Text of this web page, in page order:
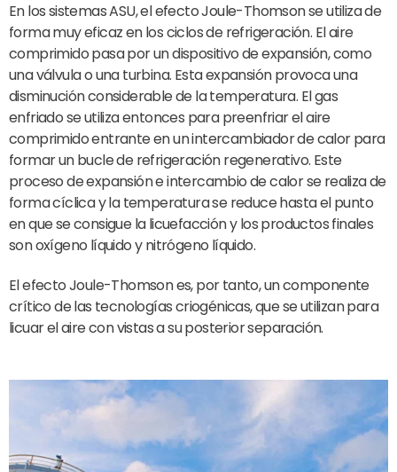
En los sistemas ASU, el efecto Joule-Thomson se utiliza de
forma muy eficaz en los ciclos de refrigeración. El aire
comprimido pasa por un dispositivo de expansión, como
una válvula o una turbina. Esta expansión provoca una
disminución considerable de la temperatura. El gas
enfriado se utiliza entonces para preenfriar el aire
comprimido entrante en un intercambiador de calor para
formar un bucle de refrigeración regenerativo. Este
proceso de expansión e intercambio de calor se realiza de
forma cíclica y la temperatura se reduce hasta el punto
en que se consigue la licuefacción y los productos finales
son oxígeno líquido y nitrógeno líquido.
El efecto Joule-Thomson es, por tanto, un componente
crítico de las tecnologías criogénicas, que se utilizan para
licuar el aire con vistas a su posterior separación.